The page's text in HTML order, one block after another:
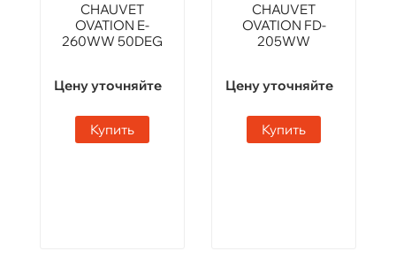
CHAUVET
OVATION E-
260WW 50DEG
Цену уточняйте
Купить
CHAUVET
OVATION FD-
205WW
Цену уточняйте
Купить